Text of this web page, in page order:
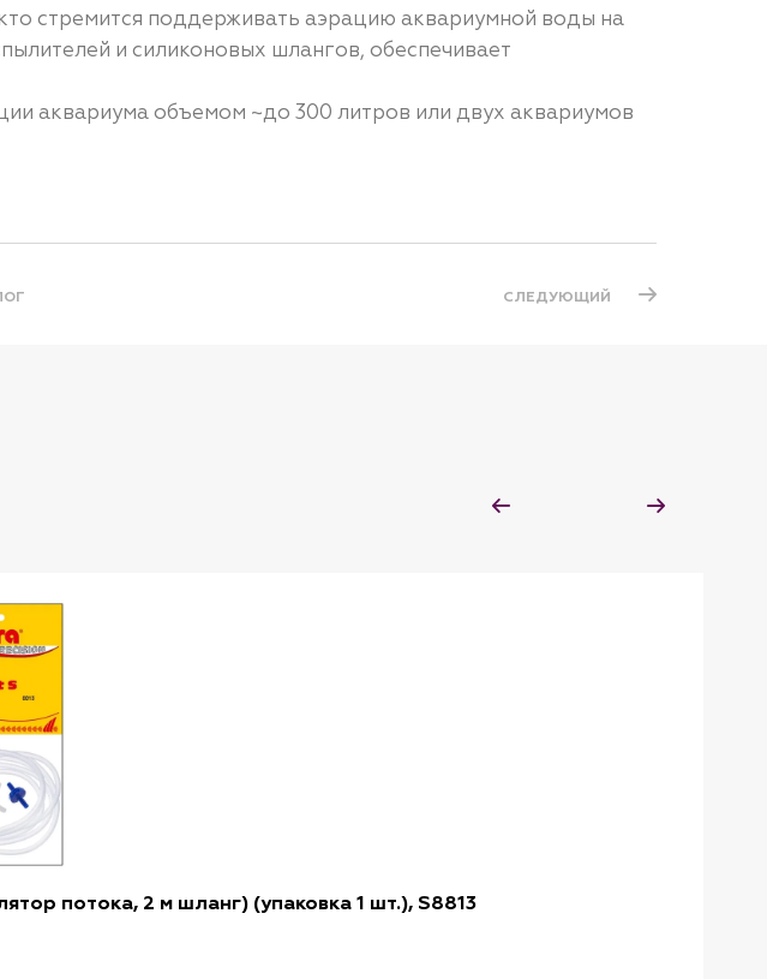
стремится поддерживать аэрацию аквариумной воды на
и силиконовых шлангов, обеспечивает
аквариума объемом ~до 300 литров или двух аквариумов
СЛЕДУЮЩИЙ
потока, 2 м шланг) (упаковка 1 шт.), S8813